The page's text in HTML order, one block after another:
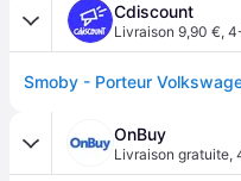
Cdiscount
Livraison 9,90 €,
OnBuy
Livraison gratuite,